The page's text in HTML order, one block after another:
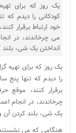
یک روز که برای
کودکانی را دیدم که
خود ارتباط برقرار
می چرخاندند، در
انداختن یک شی،
یک روز که برای تهیه
را دیدم که تنها پنج
برقرار کنند،
چرخاندند، در انجام
یک شی، بلند کردن آن
هنگامی که می